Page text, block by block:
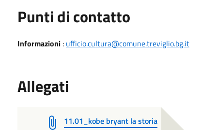
Punti di contatto
Informazioni : ufficio.cultura@comune.treviglio.bg.it
Allegati
11.01_kobe bryant la storia